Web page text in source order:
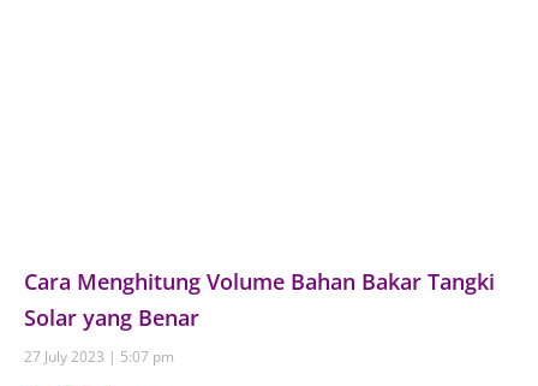
Cara Menghitung Volume Bahan Bakar Tangki
Solar yang Benar
27 July 2023
5:07 pm